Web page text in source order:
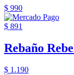
$ 990
$ 891
Rebaño
$ 1.190